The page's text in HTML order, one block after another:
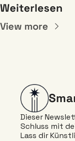
Weiterlesen
View more
Dieser
Schluss mit
Lass dir